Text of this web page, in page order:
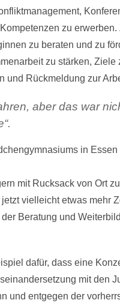
zu erwerben.
zu beraten und zu
zu stärken, Ziele
und Rückmeldung zur
aber das war
in Essen
mit Rucksack von Ort
vielleicht etwas mehr
Beratung und
dafür, dass eine
mit den
und entgegen der